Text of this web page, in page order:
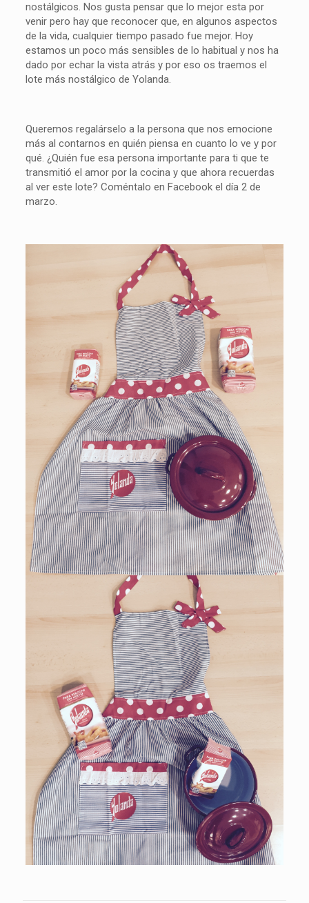
nostálgicos. Nos gusta pensar que lo mejor esta por
venir pero hay que reconocer que, en algunos aspectos
de la vida, cualquier tiempo pasado fue mejor. Hoy
estamos un poco más sensibles de lo habitual y nos ha
dado por echar la vista atrás y por eso os traemos el
lote más nostálgico de Yolanda.
Queremos regalárselo a la persona que nos emocione
más al contarnos en quién piensa en cuanto lo ve y por
qué. ¿Quién fue esa persona importante para ti que te
transmitió el amor por la cocina y que ahora recuerdas
al ver este lote? Coméntalo en Facebook el día 2 de
marzo.